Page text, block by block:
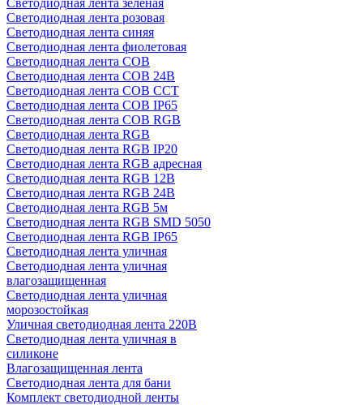
Светодиодная лента зеленая
Светодиодная лента розовая
Светодиодная лента синяя
Светодиодная лента фиолетовая
Светодиодная лента COB
Светодиодная лента COB 24В
Светодиодная лента COB CCT
Светодиодная лента COB IP65
Светодиодная лента COB RGB
Светодиодная лента RGB
Светодиодная лента RGB IP20
Светодиодная лента RGB адресная
Светодиодная лента RGB 12В
Светодиодная лента RGB 24В
Светодиодная лента RGB 5м
Светодиодная лента RGB SMD 5050
Светодиодная лента RGB IP65
Светодиодная лента уличная
Светодиодная лента уличная
влагозащищенная
Светодиодная лента уличная
морозостойкая
Уличная светодиодная лента 220В
Светодиодная лента уличная в
силиконе
Влагозащищенная лента
Светодиодная лента для бани
Комплект светодиодной ленты